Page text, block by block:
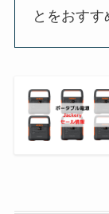
とをおすす